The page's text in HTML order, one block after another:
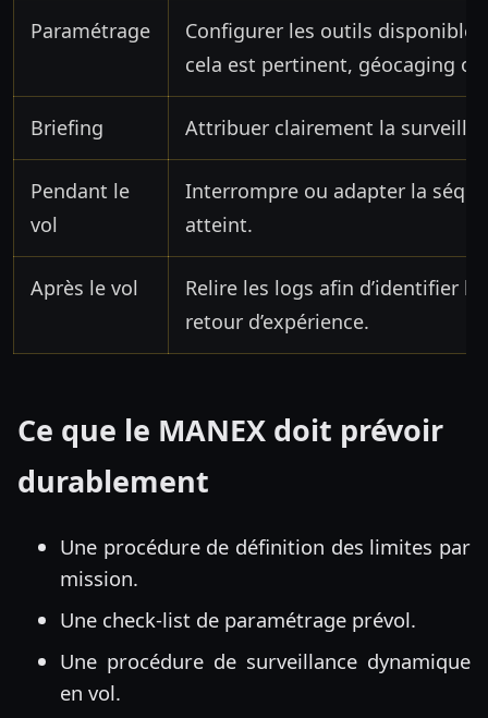
Paramétrage
Configurer les outils
cela est pertinent, géocaging
Briefing Attribuer clairement la
Pendant le
vol
Interrompre ou adapter la
atteint.
Après le vol
Relire les logs afin d’identifier
retour d’expérience.
Ce que le MANEX doit prévoir
durablement
Une procédure de définition des limites par
mission.
Une check-list de paramétrage prévol.
Une procédure de surveillance dynamique
en vol.